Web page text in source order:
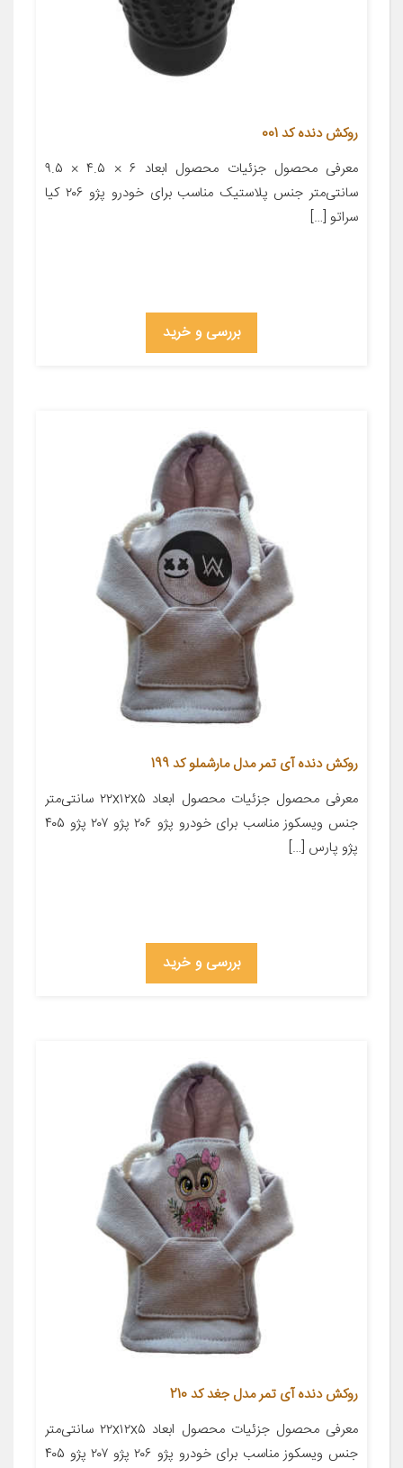
روکش دنده کد 001
معرفی محصول جزئیات محصول ابعاد ۶ × ۴.۵ × ۹.۵
سانتی‌متر جنس پلاستیک مناسب برای خودرو پژو ۲۰۶ کیا
سراتو […]
بررسی و خرید
روکش دنده آی تمر مدل مارشملو کد 199
معرفی محصول جزئیات محصول ابعاد ۲۲x۱۲x۵ سانتی‌متر
جنس ویسکوز مناسب برای خودرو پژو ۲۰۶ پژو ۲۰۷ پژو ۴۰۵
پژو پارس […]
بررسی و خرید
روکش دنده آی تمر مدل جغد کد 210
معرفی محصول جزئیات محصول ابعاد ۲۲x۱۲x۵ سانتی‌متر
جنس ویسکوز مناسب برای خودرو پژو ۲۰۶ پژو ۲۰۷ پژو ۴۰۵